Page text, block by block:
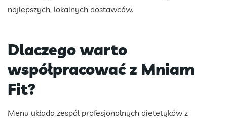
najlepszych, lokalnych dostawców.
Dlaczego warto
współpracować z Mniam
Fit?
Menu układa zespół profesjonalnych dietetyków z